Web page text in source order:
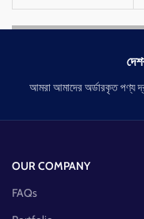
আমরা আমাদের অর্ডারকৃত পণ্য
OUR COMPANY
FAQs